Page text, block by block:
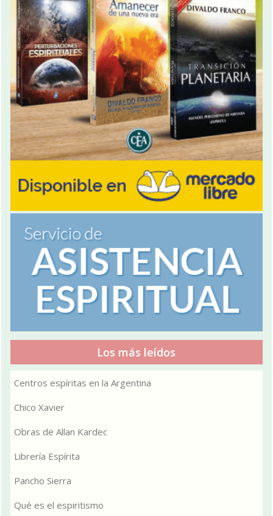
Los más leídos
Centros espíritas en la Argentina
Chico Xavier
Obras de Allan Kardec
Librería Espírita
Pancho Sierra
Qué es el espiritismo